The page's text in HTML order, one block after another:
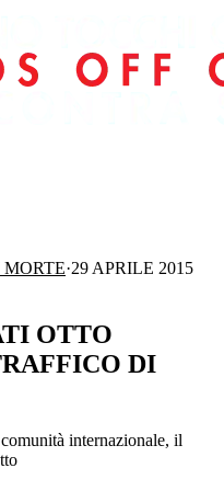
·29 APRILE 2015
OTTO
DI
internazionale, il